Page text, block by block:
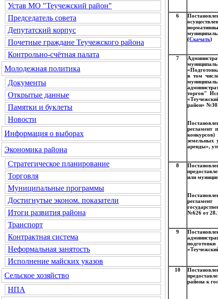
Устав МО "Теучежский район"
Председатель совета
Депутатский корпус
Почетные граждане Теучежского района
Контрольно-счётная палата
Молодежная политика
Документы
Открытые данные
Памятки и буклеты
Новости
Информация о выборах
Экономика района
Стратегическое планирование
Торговля
Муниципальные программы
Достигнутые эконом. показатели
Итоги развития района
Транспорт
Контрактная система
Неформальная занятость
Исполнение майских указов
Сельское хозяйство
НПА
6
(Скачать)
7
в том
торгов"
район»
регламент
земельных
аренды»,
8
или
регламент
№626 от
9
10
района к